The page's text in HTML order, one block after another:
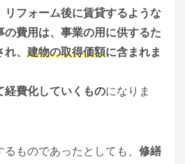
リフォーム後に賃貸するような
の費用は、事業の用に供するた
、 建物の取得価額に含まれま
経費化していくものになりま
ものであったとしても、 修繕